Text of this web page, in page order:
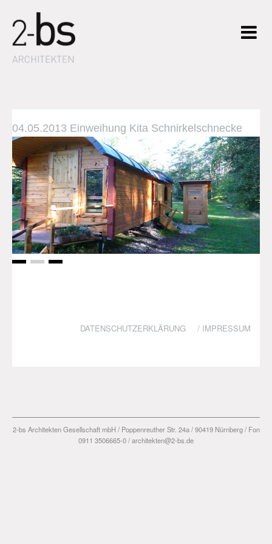
04.05.2013 Einweihung Kita Schnirkelschnecke
DATENSCHUTZERKLÄRUNG / IMPRESSUM
2-bs Architekten Gesellschaft mbH / Poppenreuther Str. 24a / 90419 Nürnberg / Fon
0911 3506665-0 / architekten@2-bs.de